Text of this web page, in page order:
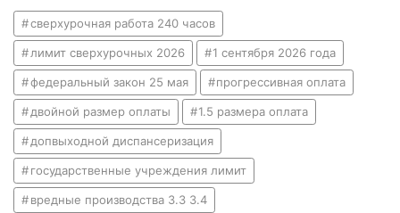
сверхурочная работа 240 часов
лимит сверхурочных 2026 1 сентября 2026 года
федеральный закон 25 мая прогрессивная оплата
двойной размер оплаты 1.5 размера оплата
допвыходной диспансеризация
государственные учреждения лимит
вредные производства 3.3 3.4